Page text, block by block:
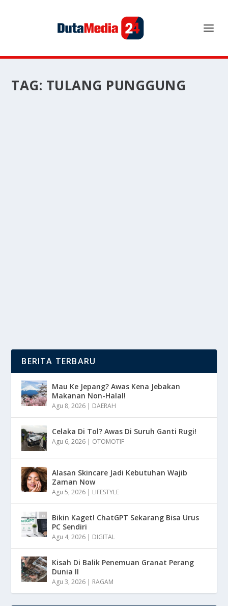
TAG: TULANG PUNGGUNG
BERITA TERBARU
Mau Ke Jepang? Awas Kena Jebakan
Makanan Non-Halal!
Agu 8, 2026 | DAERAH
Celaka Di Tol? Awas Di Suruh Ganti Rugi!
Agu 6, 2026 | OTOMOTIF
Alasan Skincare Jadi Kebutuhan Wajib
Zaman Now
Agu 5, 2026 | LIFESTYLE
Bikin Kaget! ChatGPT Sekarang Bisa Urus
PC Sendiri
Agu 4, 2026 | DIGITAL
Kisah Di Balik Penemuan Granat Perang
Dunia II
Agu 3, 2026 | RAGAM